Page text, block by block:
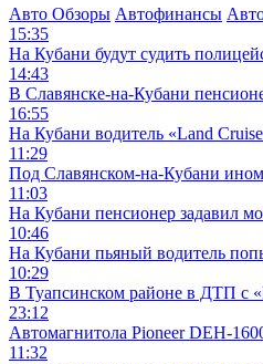
Авто Обзоры Автофинансы
15:35
На Кубани будут судить
14:43
В Славянске-на-Кубани
16:55
На Кубани водитель «Land
11:29
Под Славянском-на-Кубани
11:03
На Кубани пенсионер задавил
10:46
На Кубани пьяный водитель
10:29
В Туапсинском районе в ДТП с
23:12
Автомагнитола Pioneer DEH-
11:32